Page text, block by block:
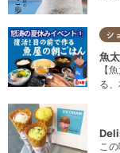
シ
魚
【
る
こ